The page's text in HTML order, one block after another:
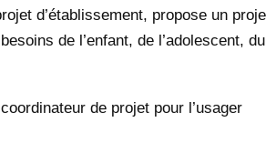
d’établissement, propose un
de l’enfant, de l’adolescent,
de projet pour l’usager